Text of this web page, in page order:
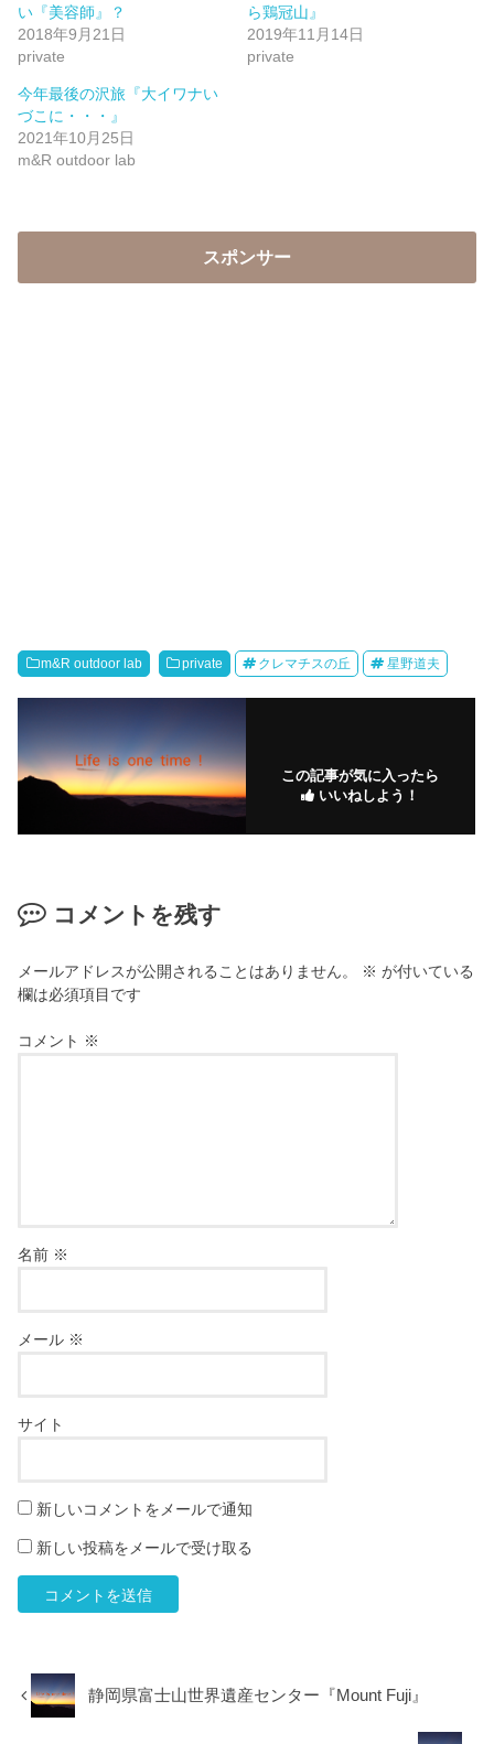
い『美容師』？
2018年9月21日
private
ら鶏冠山』
2019年11月14日
private
今年最後の沢旅『大イワナい
づこに・・・』
2021年10月25日
m&R outdoor lab
スポンサー
m&R outdoor lab private クレマチスの丘 星野道夫
この記事が気に入ったら
いいねしよう！
コメントを残す
メールアドレスが公開されることはありません。 ※ が付いている
欄は必須項目です
コメント ※
名前 ※
メール ※
サイト
新しいコメントをメールで通知
新しい投稿をメールで受け取る
静岡県富士山世界遺産センター『Mount Fuji』